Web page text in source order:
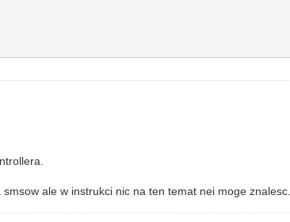
ale w instrukci nic na ten temat nei moge znalesc.